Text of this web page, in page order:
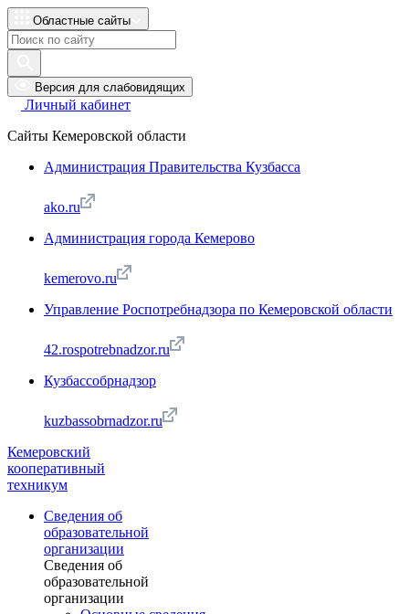
Областные сайты
Версия для слабовидящих
Личный кабинет
Сайты Кемеровской области
Администрация Правительства Кузбасса
ako.ru
Администрация города Кемерово
kemerovo.ru
Управление Роспотребнадзора по Кемеровской области
42.rospotrebnadzor.ru
Кузбассобрнадзор
kuzbassobrnadzor.ru
Кемеровский
кооперативный
техникум
Сведения об
образовательной
организации
Сведения об
образовательной
организации